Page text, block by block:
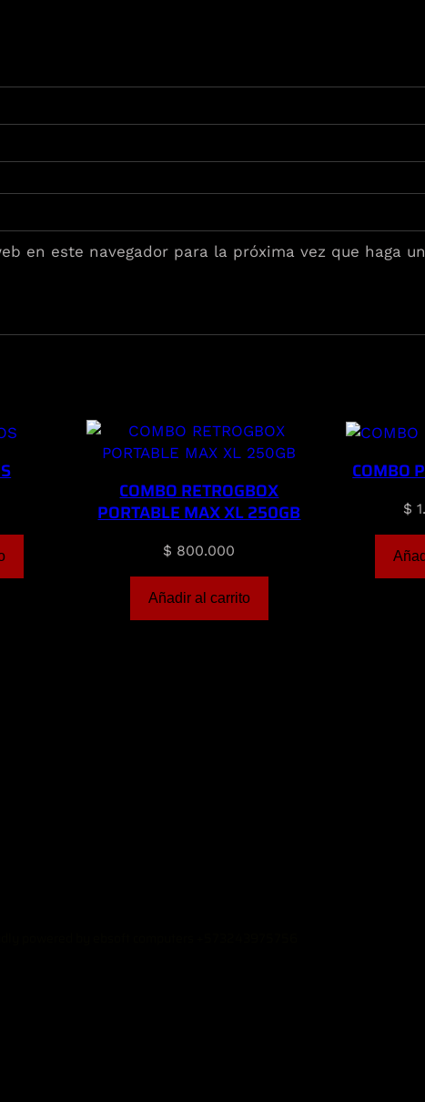
en este navegador para la próxima vez que haga
COMBO RETROGBOX
PORTABLE MAX XL 250GB
$ 800.000
Añadir al carrito
COMBO
$